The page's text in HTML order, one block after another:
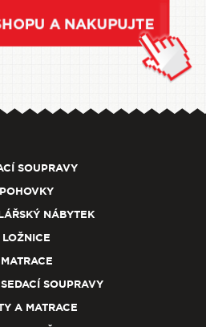
SOUPRAVY
POHOVKY
NÁBYTEK
LOŽNICE
MATRACE
SOUPRAVY
A MATRACE